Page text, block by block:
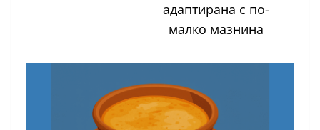
адаптирана с по-
малко мазнина